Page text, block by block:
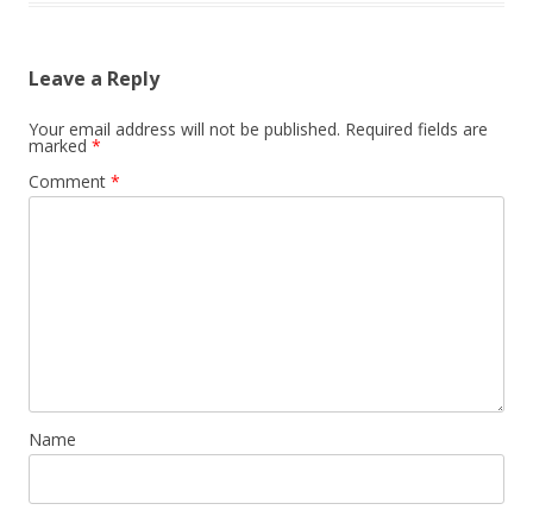
Leave a Reply
Your email address will not be published. Required fields are
marked *
Comment *
Name